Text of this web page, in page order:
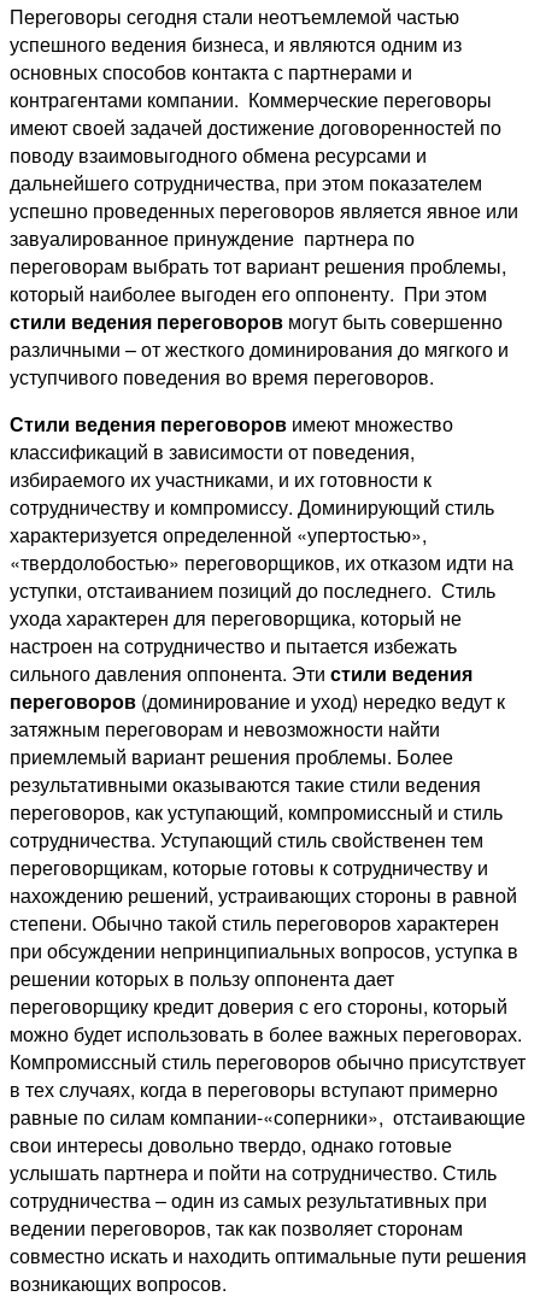
Переговоры сегодня стали неотъемлемой частью
успешного ведения бизнеса, и являются одним из
основных способов контакта с партнерами и
контрагентами компании. Коммерческие переговоры
имеют своей задачей достижение договоренностей по
поводу взаимовыгодного обмена ресурсами и
дальнейшего сотрудничества, при этом показателем
успешно проведенных переговоров является явное или
завуалированное принуждение партнера по
переговорам выбрать тот вариант решения проблемы,
который наиболее выгоден его оппоненту. При этом
стили ведения переговоров могут быть совершенно
различными – от жесткого доминирования до мягкого и
уступчивого поведения во время переговоров.
Стили ведения переговоров имеют множество
классификаций в зависимости от поведения,
избираемого их участниками, и их готовности к
сотрудничеству и компромиссу. Доминирующий стиль
характеризуется определенной «упертостью»,
«твердолобостью» переговорщиков, их отказом идти на
уступки, отстаиванием позиций до последнего. Стиль
ухода характерен для переговорщика, который не
настроен на сотрудничество и пытается избежать
сильного давления оппонента. Эти стили ведения
переговоров (доминирование и уход) нередко ведут к
затяжным переговорам и невозможности найти
приемлемый вариант решения проблемы. Более
результативными оказываются такие стили ведения
переговоров, как уступающий, компромиссный и стиль
сотрудничества. Уступающий стиль свойственен тем
переговорщикам, которые готовы к сотрудничеству и
нахождению решений, устраивающих стороны в равной
степени. Обычно такой стиль переговоров характерен
при обсуждении непринципиальных вопросов, уступка в
решении которых в пользу оппонента дает
переговорщику кредит доверия с его стороны, который
можно будет использовать в более важных переговорах.
Компромиссный стиль переговоров обычно присутствует
в тех случаях, когда в переговоры вступают примерно
равные по силам компании-«соперники», отстаивающие
свои интересы довольно твердо, однако готовые
услышать партнера и пойти на сотрудничество. Стиль
сотрудничества – один из самых результативных при
ведении переговоров, так как позволяет сторонам
совместно искать и находить оптимальные пути решения
возникающих вопросов.